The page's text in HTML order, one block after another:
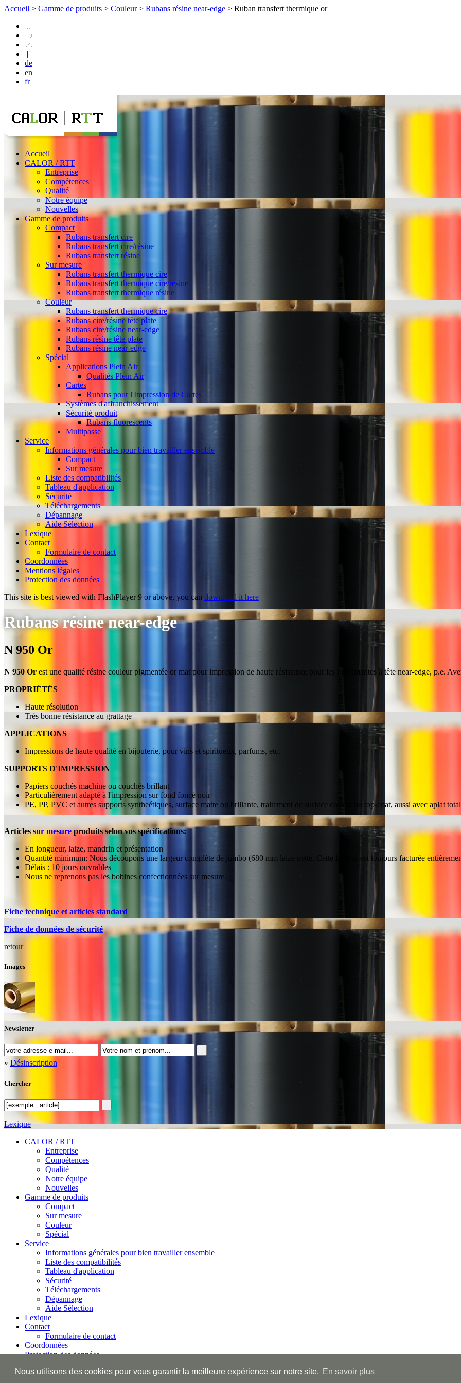
Nous utilisons des cookies pour vous garantir la meilleure expérience sur notre site. En savoir plus
Accueil > Gamme de produits > Couleur> Rubans résine near-edge > Ruban transfert thermique or
|
de
en
fr
Accueil
CALOR / RTT
Entreprise
Compétences
Qualité
Notre équipe
Nouvelles
Gamme de produits
Compact
Rubans transfert cire
Rubans transfert cire/résine
Rubans transfert résine
Sur mesure
Rubans transfert thermique cire
Rubans transfert thermique cire/résine
Rubans transfert thermique résine
Couleur
Rubans transfert thermique cire
Rubans cire/résine tête plate
Rubans cire/résine near-edge
Rubans résine tête plate
Rubans résine near-edge
Spécial
Applications Plein Air
Qualités Plein Air
Cartes
Rubans pour l'Impression de Cartes
Systèmes d'affranchissement
Sécurité produit
Rubans fluorescents
Multipasse
Service
Informations générales pour bien travailler ensemble
Compact
Sur mesure
Liste des compatibilités
Tableau d'application
Sécurité
Téléchargements
Dépannage
Aide Sélection
Lexique
Contact
Formulaire de contact
Coordonnées
Mentions légales
Protection des données
This site is best viewed with FlashPlayer 9 or above, you can download it here
Rubans résine near-edge
N 950 Or
N 950 Or est une qualité résine couleur pigmentée or mat pour impression de haute résistance pour les imprimantes à tête near-edge, p.e.
PROPRIÉTÉS
Haute résolution
Trés bonne résistance au grattage
APPLICATIONS
Impressions de haute qualité en bijouterie, pour vins et spiritueux, parfums, etc.
SUPPORTS D'IMPRESSION
Papiers couchés machine ou couchés brillant
Particulièrement adapté à l'impression sur fond foncé noir
PE, PP, PVC et autres supports syntheétiques, surface matte ou brillante, traitement de surface corona ou top-coat, aussi avec aplat total
Articlessur mesureproduits selon vos spécifications:
En longueur, laize, mandrin et présentation
Quantité minimum: Nous découpons une largeur complète de jumbo (680 mm laize nette. Cette largeur est toujours facturée
Délais : 10 jours ouvrables
Nous ne reprenons pas les bobines confectionnées sur mesure.
Fiche technique et articles standard
Fiche de données de sécurité
retour
Images
Newsletter
» Désinscription
Chercher
Lexique
CALOR / RTT
Entreprise
Compétences
Qualité
Notre équipe
Nouvelles
Gamme de produits
Compact
Sur mesure
Couleur
Spécial
Service
Informations générales pour bien travailler ensemble
Liste des compatibilités
Tableau d'application
Sécurité
Téléchargements
Dépannage
Aide Sélection
Lexique
Contact
Formulaire de contact
Coordonnées
Protection des données
© CALOR GmbH 2010 ·Mentions légales